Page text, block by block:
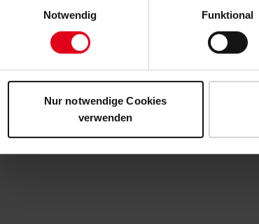
Notwendig
Funktional
Nur notwendige Cookies
verwenden